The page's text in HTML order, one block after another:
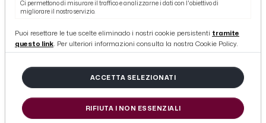
Tirreno-Adriatico, modifiche alla
viabilità nel fine settimana a San
Benedetto del Tronto
di Redazione Picenotime
Ci permettono di misurare il traffico e analizzarne i dati con l'obiettivo di
migliorare il nostro servizio.
Puoi resettare le tue scelte eliminado i nostri cookie persistenti tramite
questo link. Per ulteriori informazioni consulta la nostra Cookie Policy.
ACCETTA SELEZIONATI
RIFIUTA I NON ESSENZIALI